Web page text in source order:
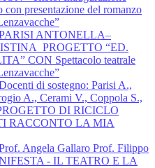
con presentazione del romanzo
ANTONELLA–
“ED.
CON Spettacolo teatrale
di sostegno: Parisi A.,
A., Cerami V., Coppola S.,
DI RICICLO
RACCONTO LA MIA
Angela Gallaro Prof. Filippo
- IL TEATRO E LA